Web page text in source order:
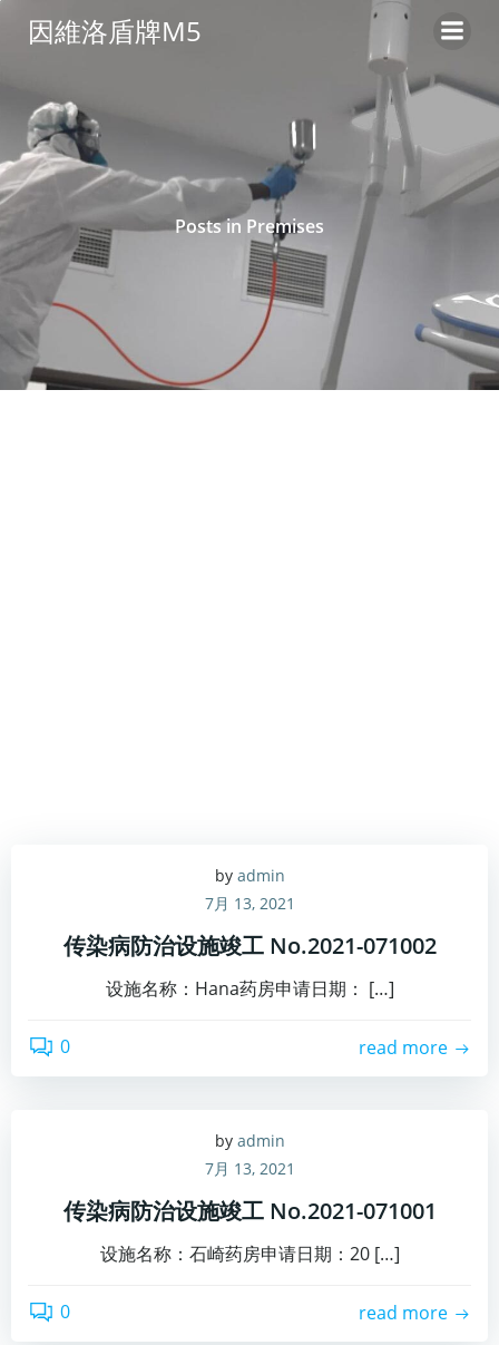
ス
キ
ッ
プ
因維洛盾牌M5
Posts in Premises
by admin
7月 13, 2021
传染病防治设施竣工 No.2021-071002
设施名称：Hana药房申请日期： […]
0 read more
by admin
7月 13, 2021
传染病防治设施竣工 No.2021-071001
设施名称：石崎药房申请日期：20 […]
0 read more